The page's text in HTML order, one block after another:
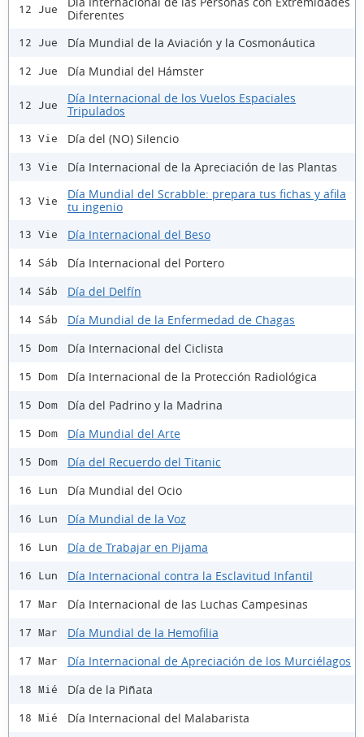
12 Jue
Diferentes
12 Jue Día Mundial de la Aviación y la Cosmonáutica
12 Jue Día Mundial del Hámster
12 Jue
Día Internacional de los Vuelos Espaciales
Tripulados
13 Vie Día del (NO) Silencio
13 Vie Día Internacional de la Apreciación de las Plantas
13 Vie
Día Mundial del Scrabble: prepara tus fichas y afila
tu ingenio
13 Vie Día Internacional del Beso
14 Sáb Día Internacional del Portero
14 Sáb Día del Delfín
14 Sáb Día Mundial de la Enfermedad de Chagas
15 Dom Día Internacional del Ciclista
15 Dom Día Internacional de la Protección Radiológica
15 Dom Día del Padrino y la Madrina
15 Dom Día Mundial del Arte
15 Dom Día del Recuerdo del Titanic
16 Lun Día Mundial del Ocio
16 Lun Día Mundial de la Voz
16 Lun Día de Trabajar en Pijama
16 Lun Día Internacional contra la Esclavitud Infantil
17 Mar Día Internacional de las Luchas Campesinas
17 Mar Día Mundial de la Hemofilia
17 Mar Día Internacional de Apreciación de los Murciélagos
18 Mié Día de la Piñata
18 Mié Día Internacional del Malabarista